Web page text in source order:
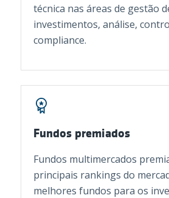
técnica nas áreas de gestão
investimentos, análise,
compliance.
Fundos premiados
Fundos multimercados
principais rankings do
melhores fundos para os